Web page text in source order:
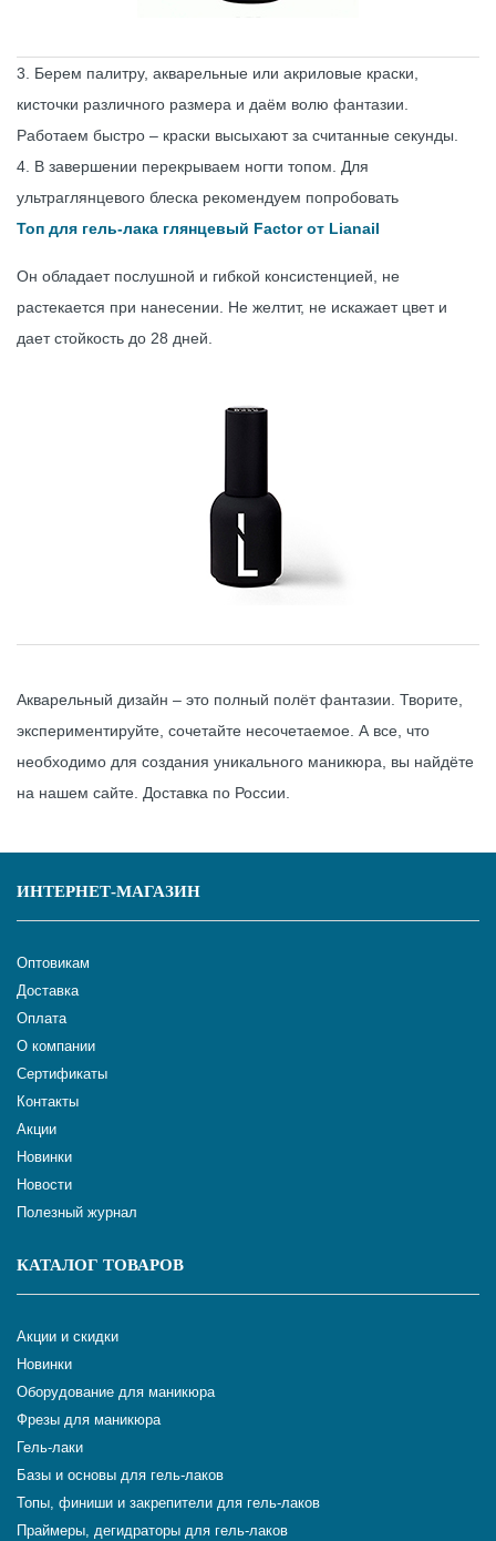
3. Берем палитру, акварельные или акриловые краски,
кисточки различного размера и даём волю фантазии.
Работаем быстро – краски высыхают за считанные секунды.
4. В завершении перекрываем ногти топом. Для
ультраглянцевого блеска рекомендуем попробовать
Топ для гель-лака глянцевый Factor от Lianail
Он обладает послушной и гибкой консистенцией, не
растекается при нанесении. Не желтит, не искажает цвет и
дает стойкость до 28 дней.
Акварельный дизайн – это полный полёт фантазии. Творите,
экспериментируйте, сочетайте несочетаемое. А все, что
необходимо для создания уникального маникюра, вы найдёте
на нашем сайте. Доставка по России.
ИНТЕРНЕТ-МАГАЗИН
Оптовикам
Доставка
Оплата
О компании
Сертификаты
Контакты
Акции
Новинки
Новости
Полезный журнал
КАТАЛОГ ТОВАРОВ
Акции и скидки
Новинки
Оборудование для маникюра
Фрезы для маникюра
Гель-лаки
Базы и основы для гель-лаков
Топы, финиши и закрепители для гель-лаков
Праймеры, дегидраторы для гель-лаков